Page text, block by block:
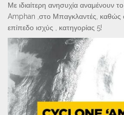
Με ιδιαίτερη ανησυχία αναμένουν
Amphan ,στο Μπαγκλαντές, καθώς
επίπεδο ισχύς , κατηγορίας 5!